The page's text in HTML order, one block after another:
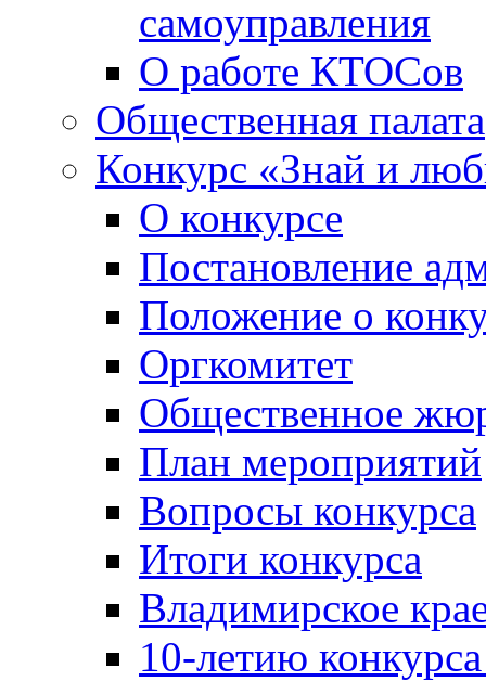
самоуправления
О работе КТОСов
Общественная палата
Конкурс «Знай и
О конкурсе
Постановление
Положение о
Оргкомитет
Общественное
План мероприятий
Вопросы конкурса
Итоги конкурса
Владимирское
10-летию